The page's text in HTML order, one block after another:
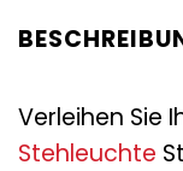
Verleihen Sie
Stehleuchte